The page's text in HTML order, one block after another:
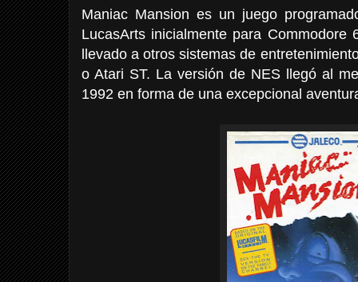
Maniac Mansion es un juego
LucasArts inicialmente para
llevado a otros sistemas de
o Atari ST. La versión de NES llegó al
1992 en forma de una excepcional